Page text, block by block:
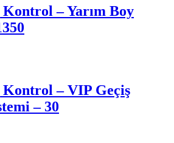
Kontrol – Yarım Boy
Kontrol – VIP Geçiş
– 30